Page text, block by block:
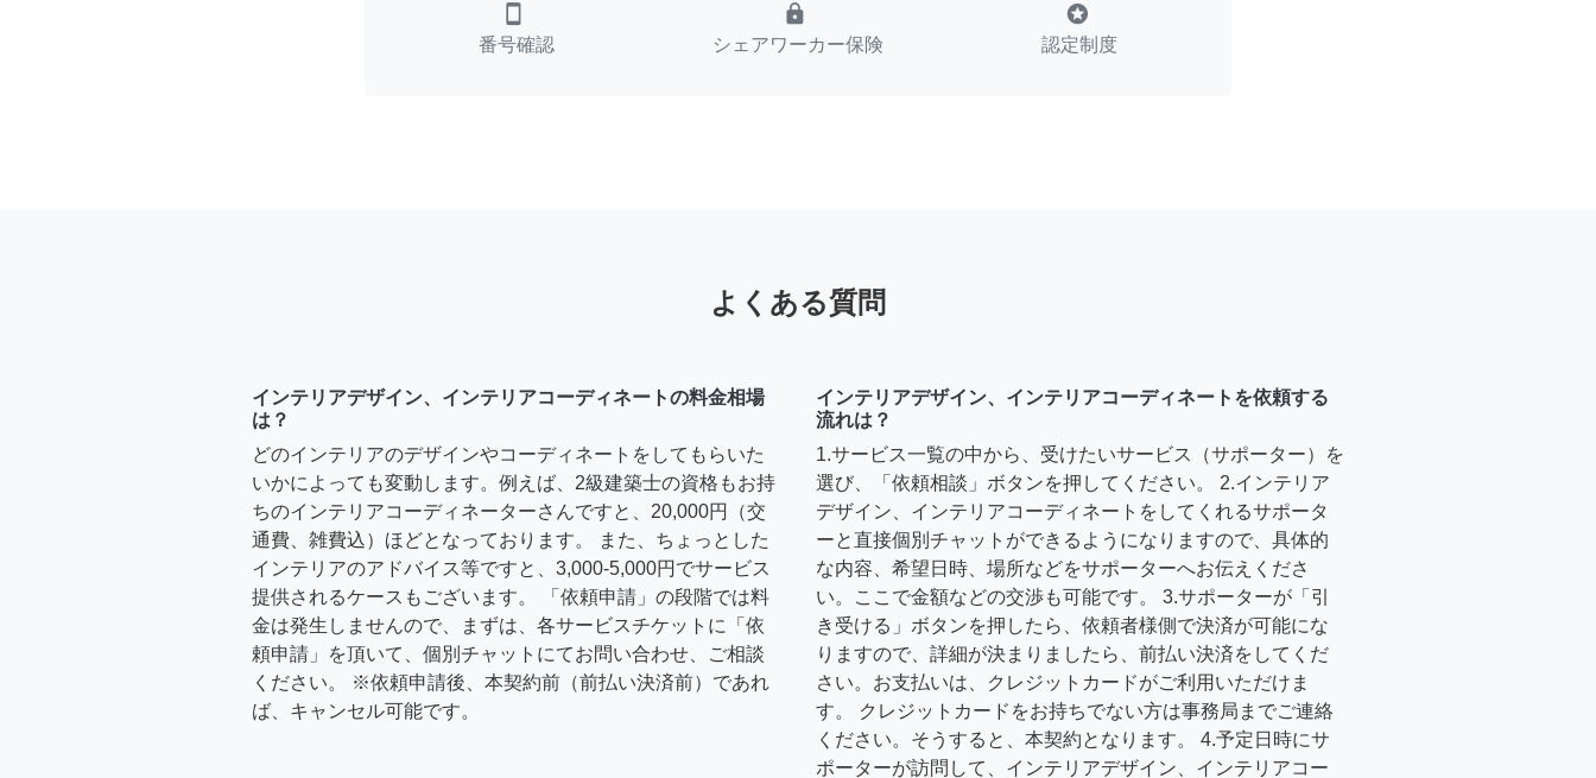
smartphone
番号確認
lock
シェアワーカー保険
stars
認定制度
よくある質問
インテリアデザイン、インテリアコーディネートの料金相場
は？
どのインテリアのデザインやコーディネートをしてもらいた
いかによっても変動します。例えば、2級建築士の資格もお持
ちのインテリアコーディネーターさんですと、20,000円（交
通費、雑費込）ほどとなっております。 また、ちょっとした
インテリアのアドバイス等ですと、3,000-5,000円でサービス
提供されるケースもございます。 「依頼申請」の段階では料
金は発生しませんので、まずは、各サービスチケットに「依
頼申請」を頂いて、個別チャットにてお問い合わせ、ご相談
ください。 ※依頼申請後、本契約前（前払い決済前）であれ
ば、キャンセル可能です。
インテリアデザイン、インテリアコーディネートを依頼する
流れは？
1.サービス一覧の中から、受けたいサービス（サポーター）を
選び、「依頼相談」ボタンを押してください。 2.インテリア
デザイン、インテリアコーディネートをしてくれるサポータ
ーと直接個別チャットができるようになりますので、具体的
な内容、希望日時、場所などをサポーターへお伝えくださ
い。ここで金額などの交渉も可能です。 3.サポーターが「引
き受ける」ボタンを押したら、依頼者様側で決済が可能にな
りますので、詳細が決まりましたら、前払い決済をしてくだ
さい。お支払いは、クレジットカードがご利用いただけま
す。 クレジットカードをお持ちでない方は事務局までご連絡
ください。そうすると、本契約となります。 4.予定日時にサ
ポーターが訪問して、インテリアデザイン、インテリアコー